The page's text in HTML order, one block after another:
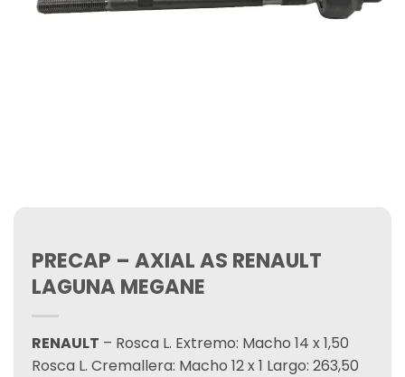
PRECAP – AXIAL AS RENAULT
LAGUNA MEGANE
RENAULT – Rosca L. Extremo: Macho 14 x 1,50
Rosca L. Cremallera: Macho 12 x 1 Largo: 263,50